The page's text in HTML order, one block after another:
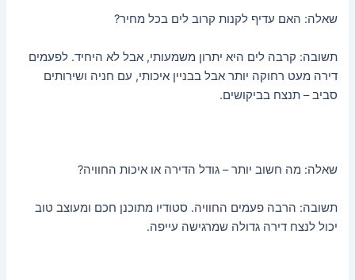
שאלה: האם עדיף לקנות קרוב לים בכל מחיר?
תשובה: קרבה לים היא יתרון משמעותי, אבל לא היחיד. לפעמים
דירה מעט רחוקה יותר אבל בבניין איכותי, עם חניה ושירותים
סביב – תנצח בביקושים.
שאלה: מה חשוב יותר – גודל הדירה או איכות החוויה?
תשובה: הרבה פעמים החוויה. סטודיו מתוכנן חכם ומעוצב טוב
יכול לנצח דירה גדולה שמרגישה עייפה.